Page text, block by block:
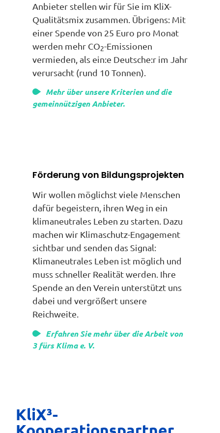
Anbieter stellen wir für Sie im KliX-
Qualitätsmix zusammen. Übrigens: Mit
einer Spende von 25 Euro pro Monat
werden mehr CO2-Emissionen
vermieden, als ein:e Deutsche:r im Jahr
verursacht (rund 10 Tonnen).
Mehr über unsere Kriterien und die
gemeinnützigen Anbieter.
Förderung von Bildungsprojekten
Wir wollen möglichst viele Menschen
dafür begeistern, ihren Weg in ein
klimaneutrales Leben zu starten. Dazu
machen wir Klimaschutz-Engagement
sichtbar und senden das Signal:
Klimaneutrales Leben ist möglich und
muss schneller Realität werden. Ihre
Spende an den Verein unterstützt uns
dabei und vergrößert unsere
Reichweite.
Erfahren Sie mehr über die Arbeit von
3 fürs Klima e. V.
€
KliX³-